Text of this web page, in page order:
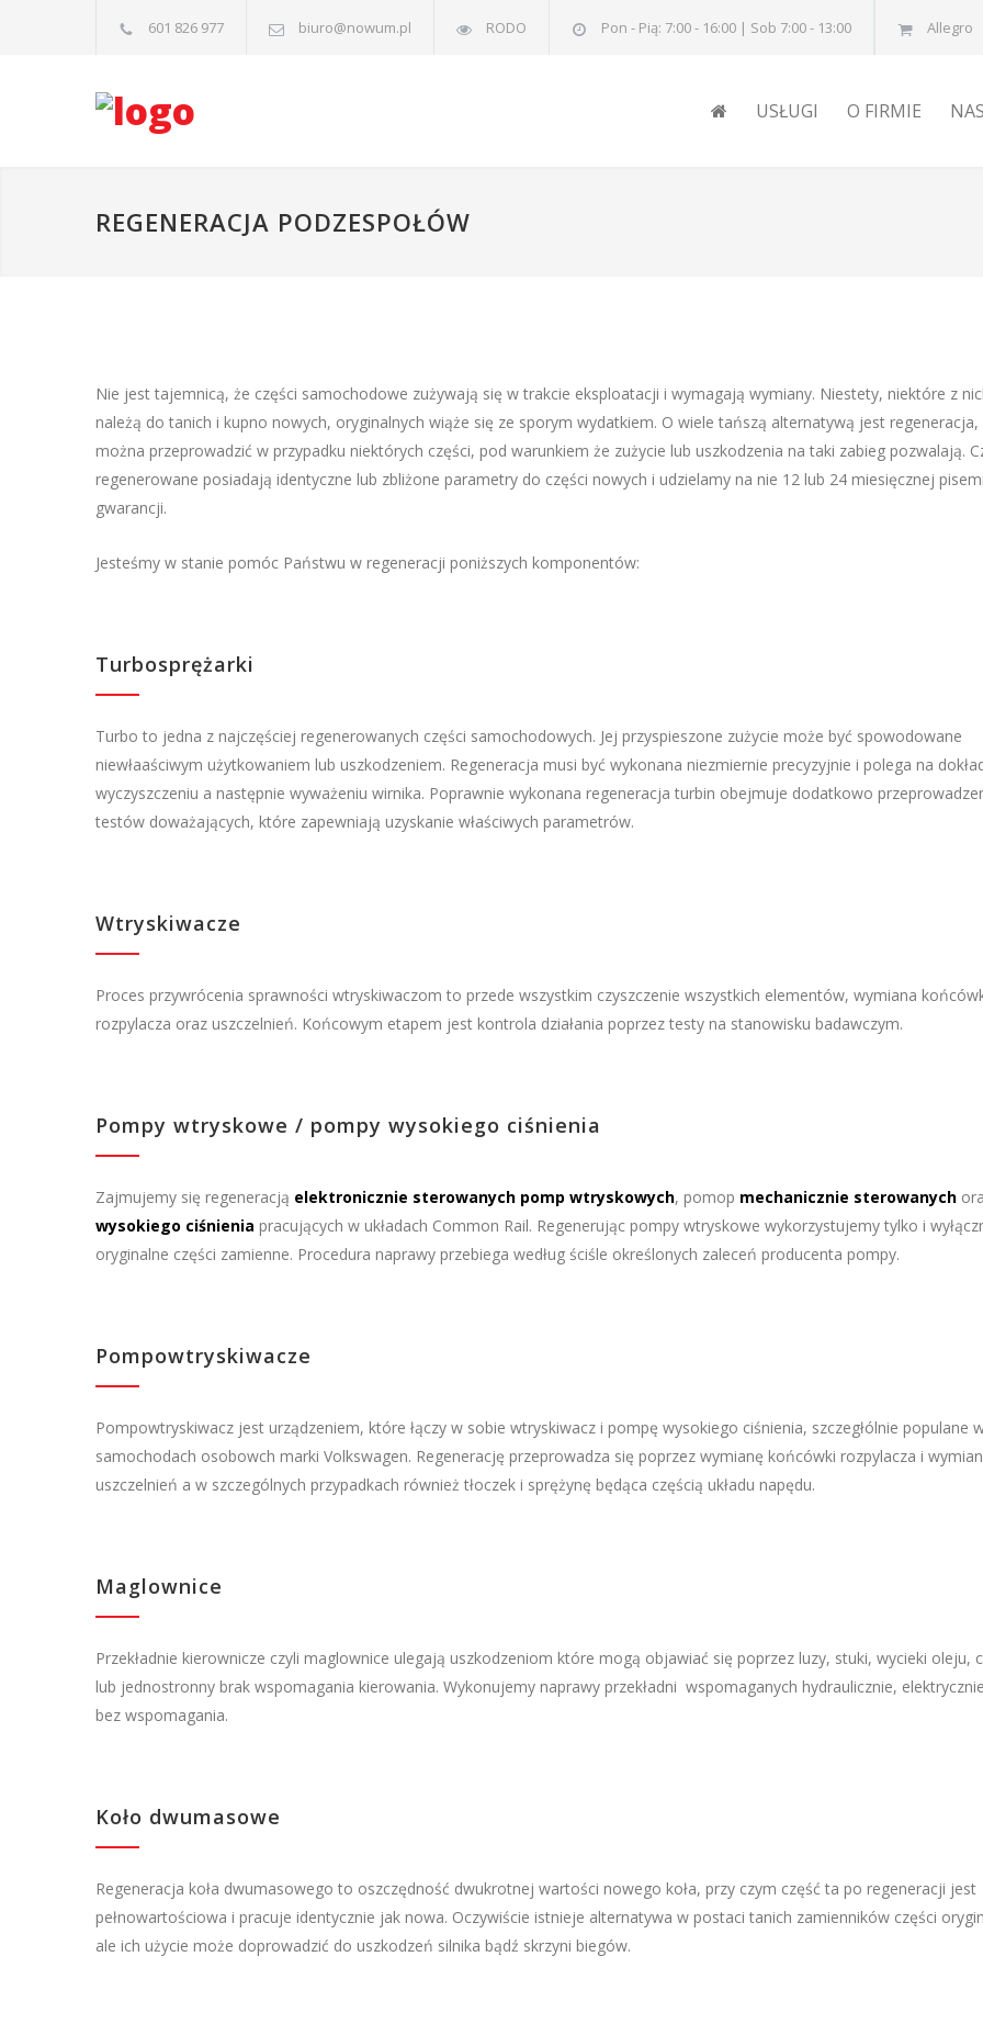
601 826 977 biuro@nowum.pl RODO Pon - Pią: 7:00 - 16:00 | Sob 7:00 - 13:00 Allegro
USŁUGI O FIRMIE
REGENERACJA PODZESPOŁÓW
Nie jest tajemnicą, że części samochodowe zużywają się w trakcie eksploatacji i wymagają wymiany. Niestety, niektóre z
należą do tanich i kupno nowych, oryginalnych wiąże się ze sporym wydatkiem. O wiele tańszą alternatywą jest
można przeprowadzić w przypadku niektórych części, pod warunkiem że zużycie lub uszkodzenia na taki zabieg pozwalają.
regenerowane posiadają identyczne lub zbliżone parametry do części nowych i udzielamy na nie 12 lub 24 miesięcznej
gwarancji.
Jesteśmy w stanie pomóc Państwu w regeneracji poniższych komponentów:
Turbosprężarki
Turbo to jedna z najczęściej regenerowanych części samochodowych. Jej przyspieszone zużycie może być spowodowane
niewłaaściwym użytkowaniem lub uszkodzeniem. Regeneracja musi być wykonana niezmiernie precyzyjnie i polega na
wyczyszczeniu a następnie wyważeniu wirnika. Poprawnie wykonana regeneracja turbin obejmuje dodatkowo
testów doważających, które zapewniają uzyskanie właściwych parametrów.
Wtryskiwacze
Proces przywrócenia sprawności wtryskiwaczom to przede wszystkim czyszczenie wszystkich elementów, wymiana
rozpylacza oraz uszczelnień. Końcowym etapem jest kontrola działania poprzez testy na stanowisku badawczym.
Pompy wtryskowe / pompy wysokiego ciśnienia
Zajmujemy się regeneracją elektronicznie sterowanych pomp wtryskowych, pomop mechanicznie sterowanych
wysokiego ciśnienia pracujących w układach Common Rail. Regenerując pompy wtryskowe wykorzystujemy tylko i
oryginalne części zamienne. Procedura naprawy przebiega według ściśle określonych zaleceń producenta pompy.
Pompowtryskiwacze
Pompowtryskiwacz jest urządzeniem, które łączy w sobie wtryskiwacz i pompę wysokiego ciśnienia, szczegłólnie populane
samochodach osobowch marki Volkswagen. Regenerację przeprowadza się poprzez wymianę końcówki rozpylacza i
uszczelnień a w szczególnych przypadkach również tłoczek i sprężynę będąca częścią układu napędu.
Maglownice
Przekładnie kierownicze czyli maglownice ulegają uszkodzeniom które mogą objawiać się poprzez luzy, stuki, wycieki oleju,
lub jednostronny brak wspomagania kierowania. Wykonujemy naprawy przekładni wspomaganych hydraulicznie,
bez wspomagania.
Koło dwumasowe
Regeneracja koła dwumasowego to oszczędność dwukrotnej wartości nowego koła, przy czym część ta po regeneracji jest
pełnowartościowa i pracuje identycznie jak nowa. Oczywiście istnieje alternatywa w postaci tanich zamienników części
ale ich użycie może doprowadzić do uszkodzeń silnika bądź skrzyni biegów.